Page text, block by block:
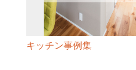
キッチン事例集